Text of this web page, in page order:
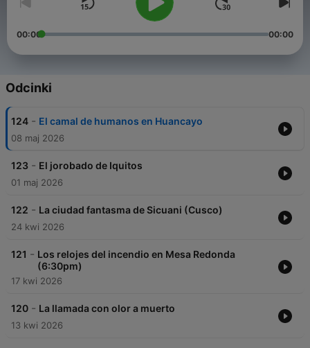
00:00 00:00
Odcinki
124 - El camal de humanos en Huancayo
08 maj 2026
123 - El jorobado de Iquitos
01 maj 2026
122 - La ciudad fantasma de Sicuani (Cusco)
24 kwi 2026
121 - Los relojes del incendio en Mesa Redonda
(6:30pm)
17 kwi 2026
120 - La llamada con olor a muerto
13 kwi 2026